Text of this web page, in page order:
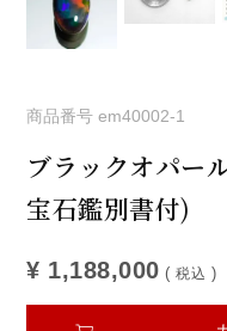
商品番号 em40002-1
ブラックオパー
宝石鑑別書付)
¥ 1,188,000 税込